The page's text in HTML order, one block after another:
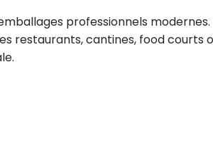
professionnels
restaurants, cantines, food courts